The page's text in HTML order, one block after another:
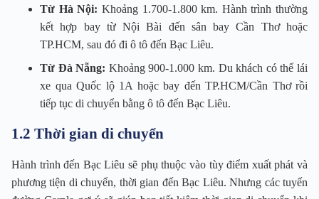
Từ Hà Nội: Khoảng 1.700-1.800 km. Hành trình thường
kết hợp bay từ Nội Bài đến sân bay Cần Thơ hoặc
TP.HCM, sau đó đi ô tô đến Bạc Liêu.
Từ Đà Nẵng: Khoảng 900-1.000 km. Du khách có thể lái
xe qua Quốc lộ 1A hoặc bay đến TP.HCM/Cần Thơ rồi
tiếp tục di chuyển bằng ô tô đến Bạc Liêu.
1.2 Thời gian di chuyển
Hành trình đến Bạc Liêu sẽ phụ thuộc vào tùy điểm xuất phát và
phương tiện di chuyển, thời gian đến Bạc Liêu. Nhưng các tuyến